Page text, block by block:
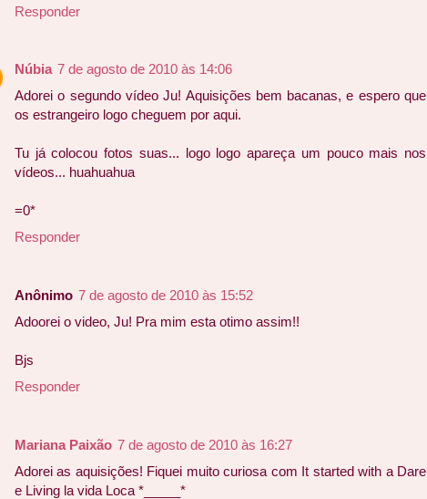
Responder
Núbia 7 de agosto de 2010 às 14:06
Adorei o segundo vídeo Ju! Aquisições bem bacanas, e espero que
os estrangeiro logo cheguem por aqui.
Tu já colocou fotos suas... logo logo apareça um pouco mais nos
vídeos... huahuahua
=0*
Responder
Anônimo 7 de agosto de 2010 às 15:52
Adoorei o video, Ju! Pra mim esta otimo assim!!
Bjs
Responder
Mariana Paixão 7 de agosto de 2010 às 16:27
Adorei as aquisições! Fiquei muito curiosa com It started with a Dare
e Living la vida Loca *_____*